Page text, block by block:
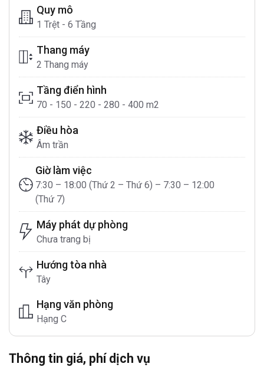
Quy mô
1 Trệt - 6 Tầng
Thang máy
2 Thang máy
Tầng điển hình
70 - 150 - 220 - 280 - 400 m2
Điều hòa
Âm trần
Giờ làm việc
7:30 – 18:00 (Thứ 2 – Thứ 6) – 7:30 – 12:00
(Thứ 7)
Máy phát dự phòng
Chưa trang bị
Hướng tòa nhà
Tây
Hạng văn phòng
Hạng C
Thông tin giá, phí dịch vụ